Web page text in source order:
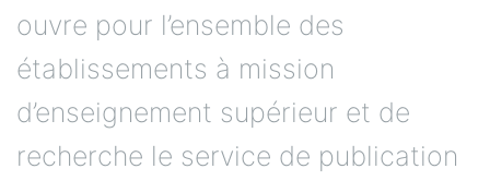
ouvre pour l’ensemble des
établissements à mission
d’enseignement supérieur et de
recherche le service de publication